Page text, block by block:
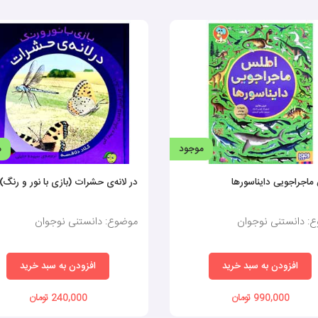
موجود
دایناسورها
دانستنی نوجوان
افزودن به سبد خرید
990,000 تومان
در لانه‌ی حشرات (بازی با نور و رنگ)
موضوع: دانستنی نوجوان
افزودن به سبد خرید
240,000 تومان